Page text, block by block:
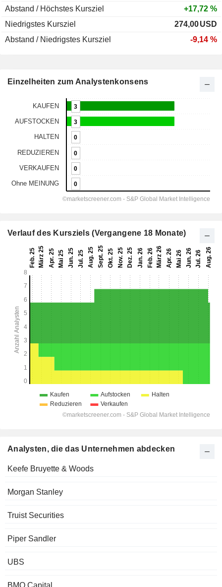
Abstand / Höchstes Kursziel
+17,72 %
Niedrigstes Kursziel
274,00USD
Abstand / Niedrigstes Kursziel
-9,14 %
Einzelheiten zum Analystenkonsens
Verlauf des Kursziels (Vergangene 18 Monate)
Analysten, die das Unternehmen abdecken
Keefe Bruyette & Woods
Morgan Stanley
Truist Securities
Piper Sandler
UBS